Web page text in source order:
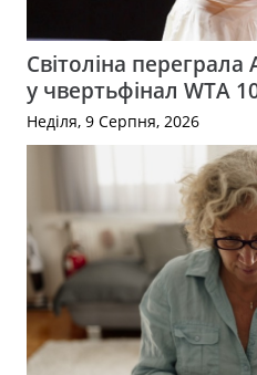
Світоліна переграла
у чвертьфінал WTA
Неділя, 9 Серпня, 2026